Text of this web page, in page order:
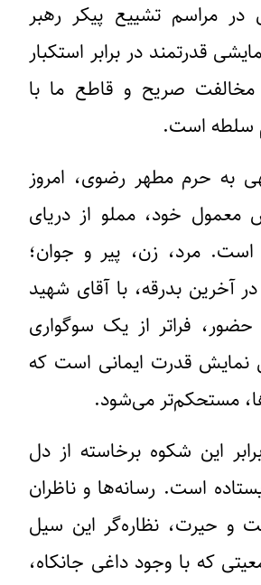
مراسم تشییع پیکر رهبر
قدرتمند در برابر استکبار
مخالفت صریح و قاطع ما با
سلطه است.
به حرم مطهر رضوی، امروز
معمول خود، مملو از دریای
مرد، زن، پیر و جوان؛
آخرین بدرقه، با آقای شهید
حضور، فراتر از یک سوگواری
نمایش قدرت ایمانی است که
مستحکم‌تر می‌شود.
این شکوه برخاسته از دل
است. رسانه‌ها و ناظران
و حیرت، نظاره‌گر این سیل
که با وجود داغی جانکاه،